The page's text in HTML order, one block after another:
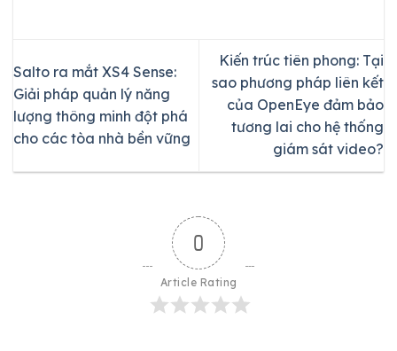
Salto ra mắt XS4 Sense:
Giải pháp quản lý năng
lượng thông minh đột phá
cho các tòa nhà bền vững
Kiến trúc tiên phong: Tại
sao phương pháp liên kết
của OpenEye đảm bảo
tương lai cho hệ thống
giám sát video?
0
Article Rating